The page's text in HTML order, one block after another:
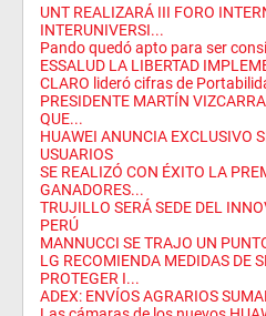
UNT REALIZARÁ III FORO
INTERUNIVERSI...
Pando quedó apto para ser
ESSALUD LA LIBERTAD
CLARO lideró cifras de
PRESIDENTE MARTÍN
QUE...
HUAWEI ANUNCIA EXCLUSIVO
USUARIOS
SE REALIZÓ CON ÉXITO LA
GANADORES...
TRUJILLO SERÁ SEDE DEL
PERÚ
MANNUCCI SE TRAJO UN
LG RECOMIENDA MEDIDAS DE
PROTEGER I...
ADEX: ENVÍOS AGRARIOS